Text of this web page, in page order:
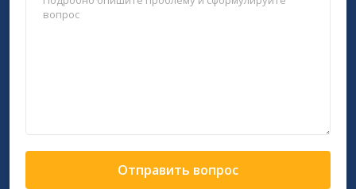
Отправить вопрос